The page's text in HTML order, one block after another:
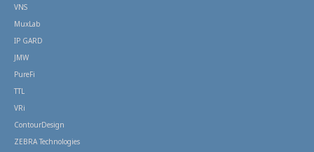
VNS
MuxLab
IP GARD
JMW
PureFi
TTL
VRi
ContourDesign
ZEBRA Technologies